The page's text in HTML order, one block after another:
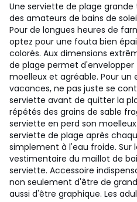
Une serviette de plage
des amateurs de bains de
Pour de longues heures de
optez pour une fouta bien
colorés. Aux dimensions
de plage permet
moelleux et agréable. Pour
vacances, ne pas juste se
serviette avant de quitter la
répétés des grains de sable
serviette en perd son
serviette de plage après
simplement à l'eau froide. Sur
vestimentaire du maillot de
serviette. Accessoire
non seulement d'être de
aussi d'être graphique. Les